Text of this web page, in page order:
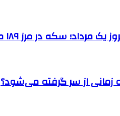
سکه در مرز ۱۸۹ میلیون تومان
زمانی از سر گرفته می‌شود؟